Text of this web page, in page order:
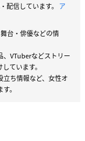
配信しています。 ア
台・俳優などの情
、VTuberなどストリー
ています。
ち情報など、女性オ
。